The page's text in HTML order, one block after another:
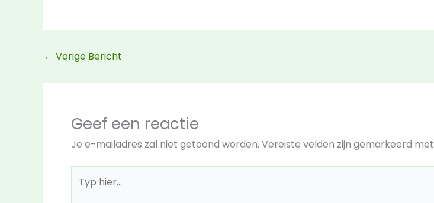
← Vorige Bericht
Geef een reactie
Je e-mailadres zal niet getoond worden. Vereiste velden zijn gemarkeerd met
hier...